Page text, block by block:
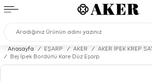
Anasayfa / EŞARP / AKER /
AKER İPEK KREP
/
Bej İpek Bordürlü Kare Düz Eşarp